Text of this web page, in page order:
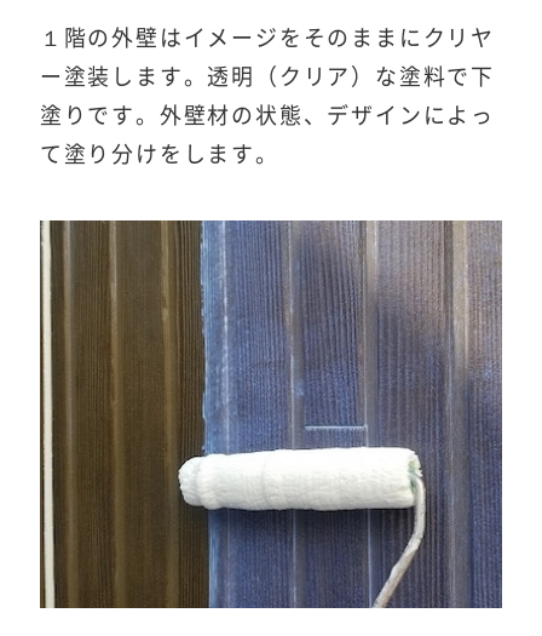
１階の外壁はイメージをそのままにクリヤ
ー塗装します。透明（クリア）な塗料で下
塗りです。外壁材の状態、デザインによっ
て塗り分けをします。